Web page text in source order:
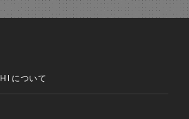
について